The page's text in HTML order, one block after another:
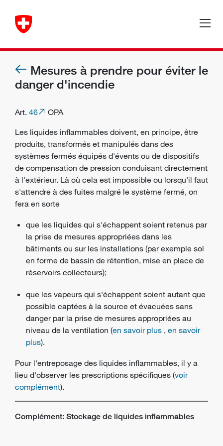
Mesures à prendre pour éviter le
danger d'incendie
Art. 46
OPA
Les liquides inflammables doivent, en principe, être
produits, transformés et manipulés dans des
systèmes fermés équipés d'évents ou de dispositifs
de compensation de pression conduisant directement
à l'extérieur. Là où cela est impossible ou lorsqu'il faut
s'attendre à des fuites malgré le système fermé, on
fera en sorte
que les liquides qui s'échappent soient retenus par
la prise de mesures appropriées dans les
bâtiments ou sur les installations (par exemple sol
en forme de bassin de rétention, mise en place de
réservoirs collecteurs);
que les vapeurs qui s'échappent soient autant que
possible captées à la source et évacuées sans
danger par la prise de mesures appropriées au
niveau de la ventilation (en savoir plus , en savoir
plus).
Pour l'entreposage des liquides inflammables, il y a
lieu d'observer les prescriptions spécifiques (voir
complément).
Complément: Stockage de liquides inflammables